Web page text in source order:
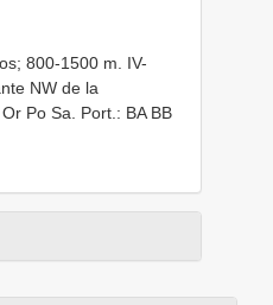
800-1500 m. IV-
NW de la
Po Sa. Port.: BA BB